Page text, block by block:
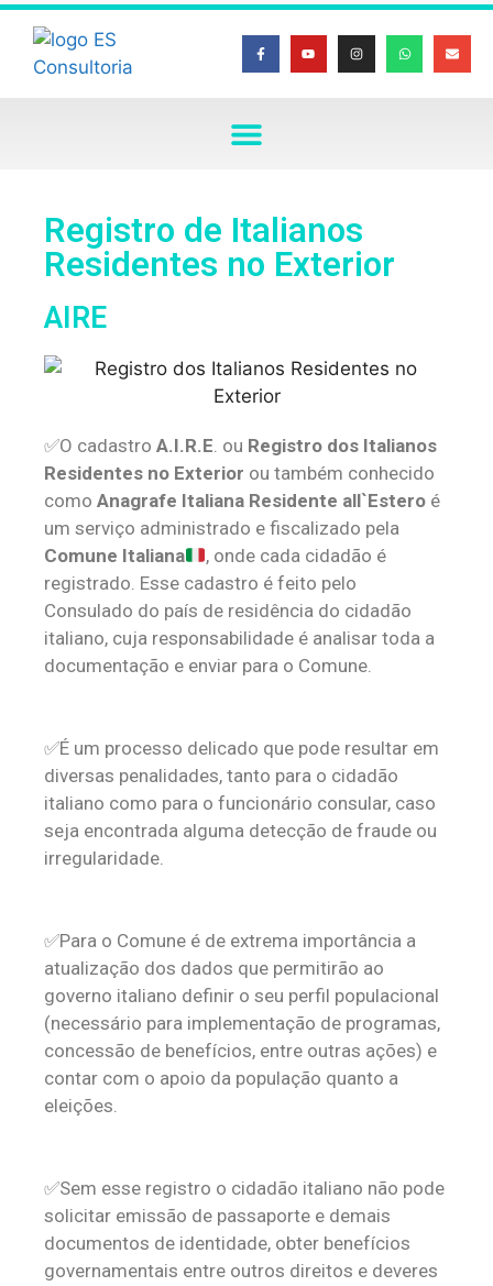
Registro de Italianos
Residentes no Exterior
AIRE
✅O cadastro A.I.R.E. ou Registro dos Italianos
Residentes no Exterior ou também conhecido
como Anagrafe Italiana Residente all`Estero é
um serviço administrado e fiscalizado pela
Comune Italiana
, onde cada cidadão é
registrado. Esse cadastro é feito pelo
Consulado do país de residência do cidadão
italiano, cuja responsabilidade é analisar toda a
documentação e enviar para o Comune.
✅É um processo delicado que pode resultar em
diversas penalidades, tanto para o cidadão
italiano como para o funcionário consular, caso
seja encontrada alguma detecção de fraude ou
irregularidade.
✅Para o Comune é de extrema importância a
atualização dos dados que permitirão ao
governo italiano definir o seu perfil populacional
(necessário para implementação de programas,
concessão de benefícios, entre outras ações) e
contar com o apoio da população quanto a
eleições.
✅Sem esse registro o cidadão italiano não pode
solicitar emissão de passaporte e demais
documentos de identidade, obter benefícios
governamentais entre outros direitos e deveres